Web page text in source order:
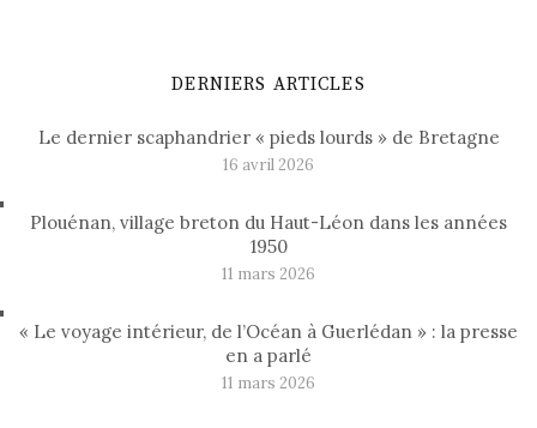
DERNIERS ARTICLES
Le dernier scaphandrier « pieds lourds » de Bretagne
16 avril 2026
Plouénan, village breton du Haut-Léon dans les années
1950
11 mars 2026
« Le voyage intérieur, de l’Océan à Guerlédan » : la presse
en a parlé
11 mars 2026